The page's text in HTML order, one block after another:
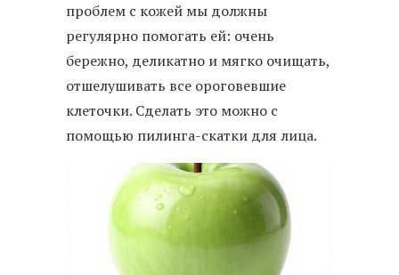
проблем с кожей мы должны
регулярно помогать ей: очень
бережно, деликатно и мягко очищать,
отшелушивать все ороговевшие
клеточки. Сделать это можно с
помощью пилинга-скатки для лица.